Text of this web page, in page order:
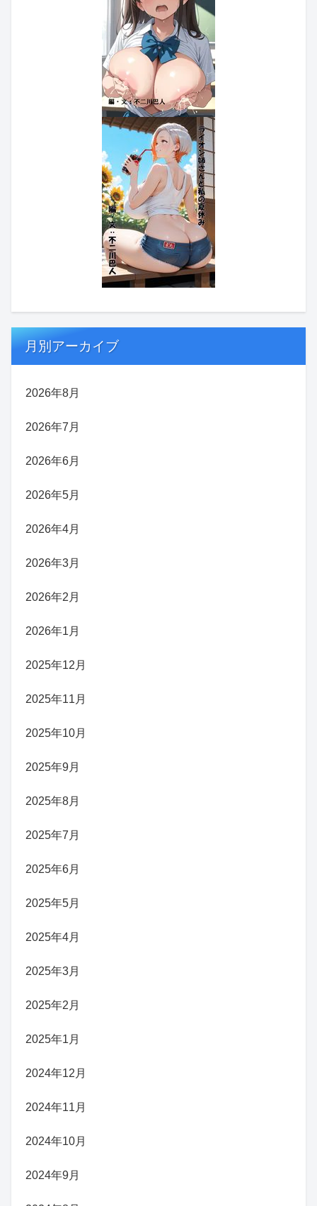
月別アーカイブ
2026年8月
2026年7月
2026年6月
2026年5月
2026年4月
2026年3月
2026年2月
2026年1月
2025年12月
2025年11月
2025年10月
2025年9月
2025年8月
2025年7月
2025年6月
2025年5月
2025年4月
2025年3月
2025年2月
2025年1月
2024年12月
2024年11月
2024年10月
2024年9月